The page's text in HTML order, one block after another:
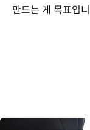
만드는 게 목표입